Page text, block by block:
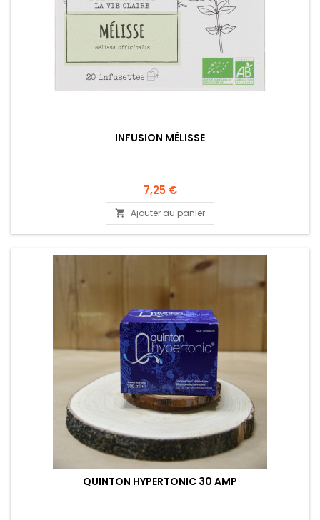
INFUSION MÉLISSE
7,25 €
 Ajouter au panier
QUINTON HYPERTONIC 30 AMP